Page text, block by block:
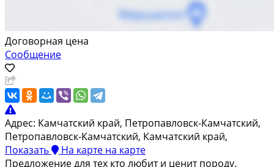
Договорная цена
Сообщение
Адрес: Камчатский край, Петропавловск-Камчатский,
Петропавловск-Камчатский, Камчатский край,
Показать
На карте на карте
Предложение для тех кто любит и ценит породу.